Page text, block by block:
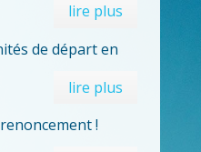
lire plus
de départ en
lire plus
!